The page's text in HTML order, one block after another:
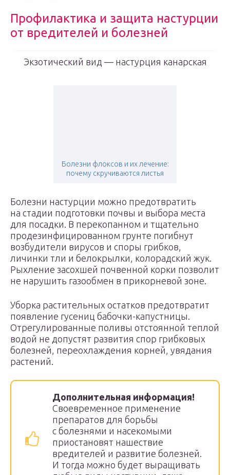
Профилактика и защита настурции
от вредителей и болезней
Экзотический вид — настурция канарская
Болезни флоксов и их лечение:
почему скручиваются листья
Болезни настурции можно предотвратить
на стадии подготовки почвы и выбора места
для посадки. В перекопанном и тщательно
продезинфицированном грунте погибнут
возбудители вирусов и споры грибков,
личинки тли и белокрылки, колорадский жук.
Рыхление засохшей почвенной корки позволит
не нарушить газообмен в прикорневой зоне.
Уборка растительных остатков предотвратит
появление гусениц бабочки-капустницы.
Отрегулированные поливы отстоянной теплой
водой не допустят развития спор грибковых
болезней, переохлаждения корней, увядания
растений.
Дополнительная информация!
Своевременное применение
препаратов для борьбы
с болезнями и насекомыми
приостановят нашествие
вредителей и развитие болезней.
И тогда можно будет выращивать